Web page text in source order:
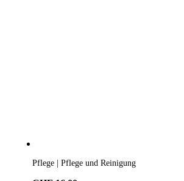
Pflege | Pflege und Reinigung